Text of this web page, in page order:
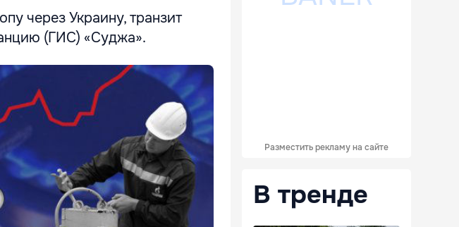
через Украину, транзит
(ГИС) «Суджа».
Разместить рекламу на сайте
В тренде